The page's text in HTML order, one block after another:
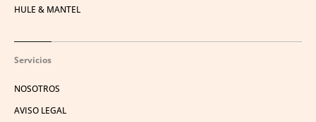
HULE & MANTEL
Servicios
NOSOTROS
AVISO LEGAL